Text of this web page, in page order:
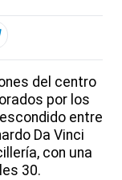
del centro
por los
entre
Da Vinci
con una
30.